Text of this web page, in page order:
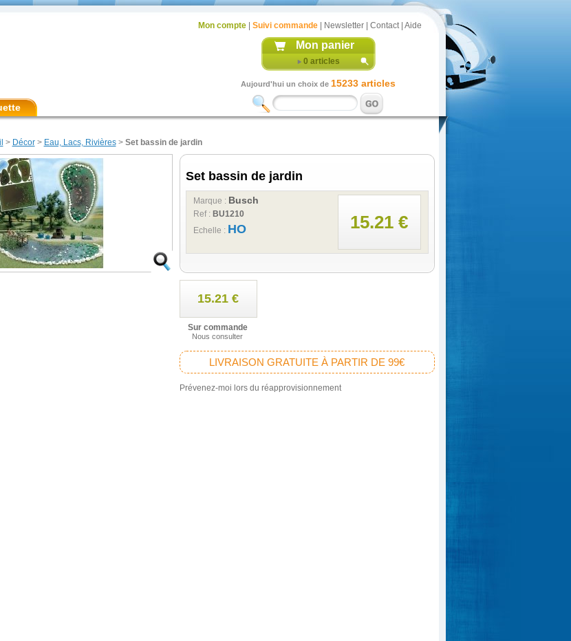
Mon compte| Suivi commande| Newsletter| Contact| Aide
Mon panier
0 articles
Aujourd'hui un choix de 15233 articles
> Décor> Eau, Lacs, Rivières> Set bassin de jardin
Set bassin de jardin
Marque : Busch
Ref : BU1210
Echelle : HO 15.21 €
15.21 €
Sur commande
Nous consulter
LIVRAISON GRATUITE À PARTIR DE 99€
Prévenez-moi lors du réapprovisionnement